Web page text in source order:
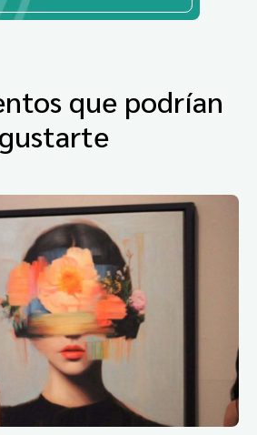
que podrían
gustarte